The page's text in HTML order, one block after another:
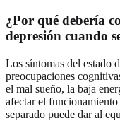
¿Por qué debería
depresión cuando
Los síntomas del estado
preocupaciones
el mal sueño, la baja
afectar el
separado puede dar al